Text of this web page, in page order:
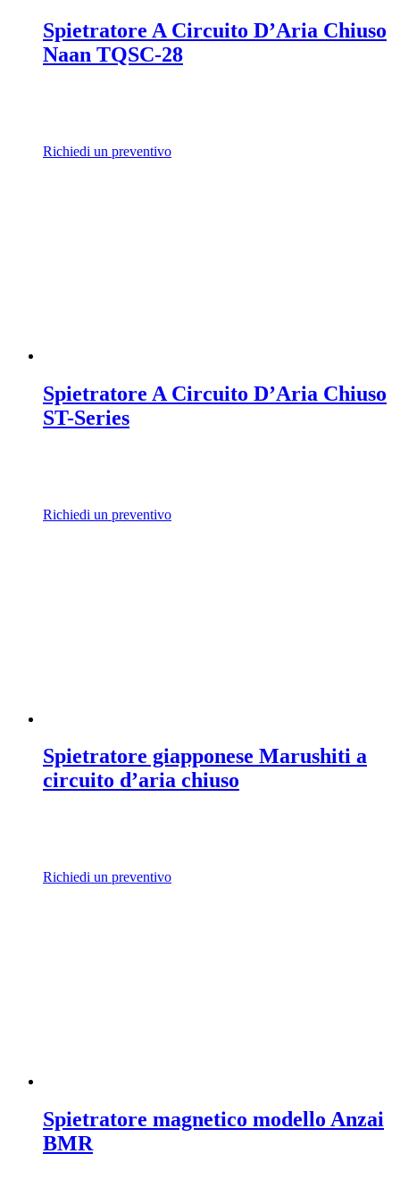
Spietratore A Circuito D’Aria Chiuso
Naan TQSC-28
Richiedi un preventivo
Spietratore A Circuito D’Aria Chiuso
ST-Series
Richiedi un preventivo
Spietratore giapponese Marushiti a
circuito d’aria chiuso
Richiedi un preventivo
Spietratore magnetico modello Anzai
BMR